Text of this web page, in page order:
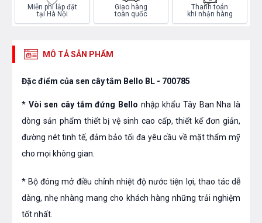
Miễn phí lắp đặt
tại Hà Nội
Giao hàng
toàn quốc
Thanh toán
khi nhận hàng
MÔ TẢ SẢN PHẨM
Đặc điểm của sen cây tắm Bello BL - 700785
* Vòi sen cây tắm đứng Bello nhập khẩu Tây Ban Nha là
dòng sản phẩm thiết bị vệ sinh cao cấp, thiết kế đơn giản,
đường nét tinh tế, đảm bảo tối đa yêu cầu về mặt thẩm mỹ
cho mọi không gian.
* Bộ đóng mở điều chỉnh nhiệt độ nước tiện lợi, thao tác dễ
dàng, nhẹ nhàng mang cho khách hàng những trải nghiệm
tốt nhất.